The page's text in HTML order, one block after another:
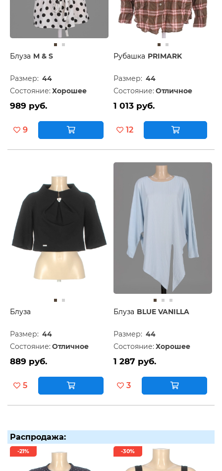
Блуза M & S
Размер: 44
Состояние: Хорошее
989 руб.
9
Рубашка PRIMARK
Размер: 44
Состояние: Отличное
1 013 руб.
12
Блуза
Размер: 44
Состояние: Отличное
889 руб.
5
Блуза BLUE VANILLA
Размер: 44
Состояние: Хорошее
1 287 руб.
3
Распродажа:
-21% -30%